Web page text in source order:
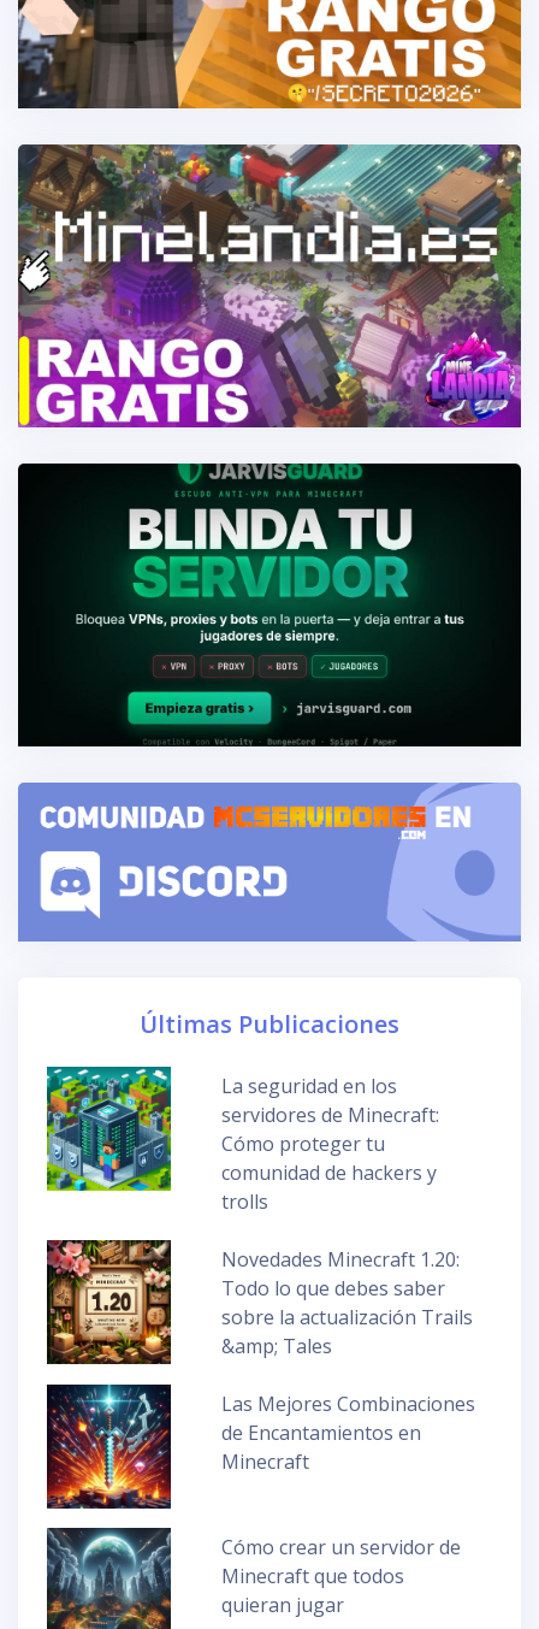
Últimas Publicaciones
La seguridad en los
servidores de Minecraft:
Cómo proteger tu
comunidad de hackers y
trolls
Novedades Minecraft 1.20:
Todo lo que debes saber
sobre la actualización Trails
&amp; Tales
Las Mejores Combinaciones
de Encantamientos en
Minecraft
Cómo crear un servidor de
Minecraft que todos
quieran jugar